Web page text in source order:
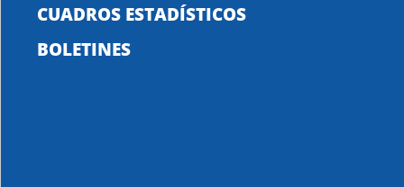
CUADROS ESTADÍSTICOS
BOLETINES